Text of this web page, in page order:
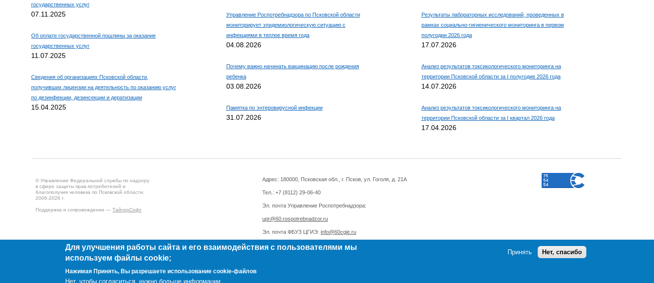
государственных услуг
07.11.2025
Об оплате государственной пошлины за оказание
государственных услуг
11.07.2025
Сведения об организациях Псковской области,
получивших лицензии на деятельность по оказанию услуг
по дезинфекции, дезинсекции и дератизации
15.04.2025
Управление Роспотребнадзора по Псковской области
мониторирует эпидемиологическую ситуацию с
инфекциями в теплое время года
04.08.2026
Почему важно начинать вакцинацию после рождения
ребенка
03.08.2026
Памятка по энтеровирусной инфекции
31.07.2026
Результаты лабораторных исследований, проведенных в
рамках социально-гигиенического мониторинга в первом
полугодии 2026 года
17.07.2026
Анализ результатов токсикологического мониторинга на
территории Псковской области за I полугодие 2026 года
14.07.2026
Анализ результатов токсикологического мониторинга на
территории Псковской области за I квартал 2026 года
17.04.2026
© Управление Федеральной службы по надзору
в сфере защиты прав потребителей и
благополучия человека по Псковской области,
2006-2026 г.
Поддержка и сопровождение — ТайгерСофт
Адрес: 180000, Псковская обл., г. Псков, ул. Гоголя, д. 21А
Тел.: +7 (8112) 29-06-40
Эл. почта Управление Роспотребнадзора:
upr@60.rospotrebnadzor.ru
Эл. почта ФБУЗ ЦГИЭ: info@60cgie.ru
Создано наDrupal
Для улучшения работы сайта и его взаимодействия с пользователями мы
используем файлы cookie;
Нажимая Принять, Вы разрешаете использование cookie-файлов
Нет, чтобы согласиться, нужно больше информации
Принять Нет, спасибо